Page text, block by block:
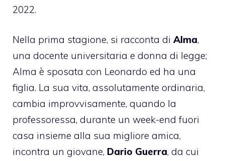
2022.
Nella prima stagione, si racconta di Alma,
una docente universitaria e donna di legge;
Alma è sposata con Leonardo ed ha una
figlia. La sua vita, assolutamente ordinaria,
cambia improvvisamente, quando la
professoressa, durante un week-end fuori
casa insieme alla sua migliore amica,
incontra un giovane, Dario Guerra, da cui